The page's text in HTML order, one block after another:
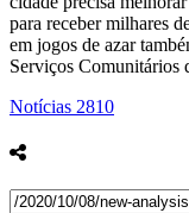
para receber milhares
em jogos de azar
Serviços Comunitários
Notícias 2810